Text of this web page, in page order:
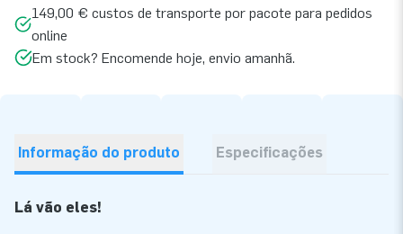
149,00 € custos de transporte por pacote para pedidos
online
Em stock? Encomende hoje, envio amanhã.
Informação do produto Especificações
Lá vão eles!